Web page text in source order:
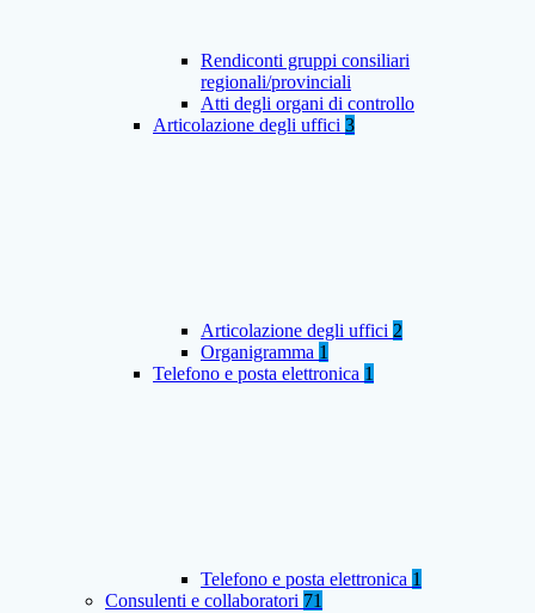
Rendiconti gruppi consiliari
regionali/provinciali
Atti degli organi di controllo
Articolazione degli uffici 3
Articolazione degli uffici 2
Organigramma 1
Telefono e posta elettronica 1
Telefono e posta elettronica 1
Consulenti e collaboratori 71